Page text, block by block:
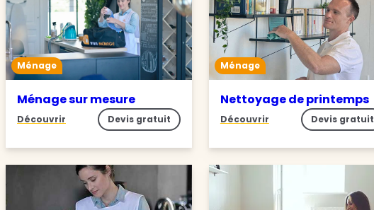
Ménage
Ménage sur mesure
Découvrir Devis gratuit
Ménage
Nettoyage de printemps
Découvrir Devis gratuit